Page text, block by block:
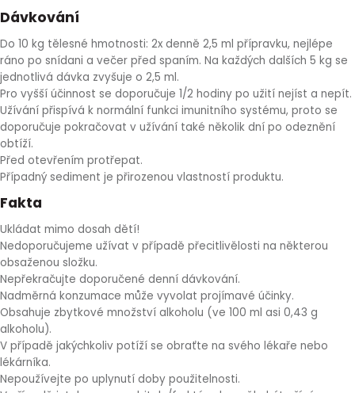
Dávkování
Do 10 kg tělesné hmotnosti: 2x denně 2,5 ml přípravku, nejlépe
ráno po snídani a večer před spaním. Na každých dalších 5 kg se
jednotlivá dávka zvyšuje o 2,5 ml.
Pro vyšší účinnost se doporučuje 1/2 hodiny po užití nejíst a nepít.
Užívání přispívá k normální funkci imunitního systému, proto se
doporučuje pokračovat v užívání také několik dní po odeznění
obtíží.
Před otevřením protřepat.
Případný sediment je přirozenou vlastností produktu.
Fakta
Ukládat mimo dosah dětí!
Nedoporučujeme užívat v případě přecitlivělosti na některou
obsaženou složku.
Nepřekračujte doporučené denní dávkování.
Nadměrná konzumace může vyvolat projímavé účinky.
Obsahuje zbytkové množství alkoholu (ve 100 ml asi 0,43 g
alkoholu).
V případě jakýchkoliv potíží se obraťte na svého lékaře nebo
lékárníka.
Nepoužívejte po uplynutí doby použitelnosti.